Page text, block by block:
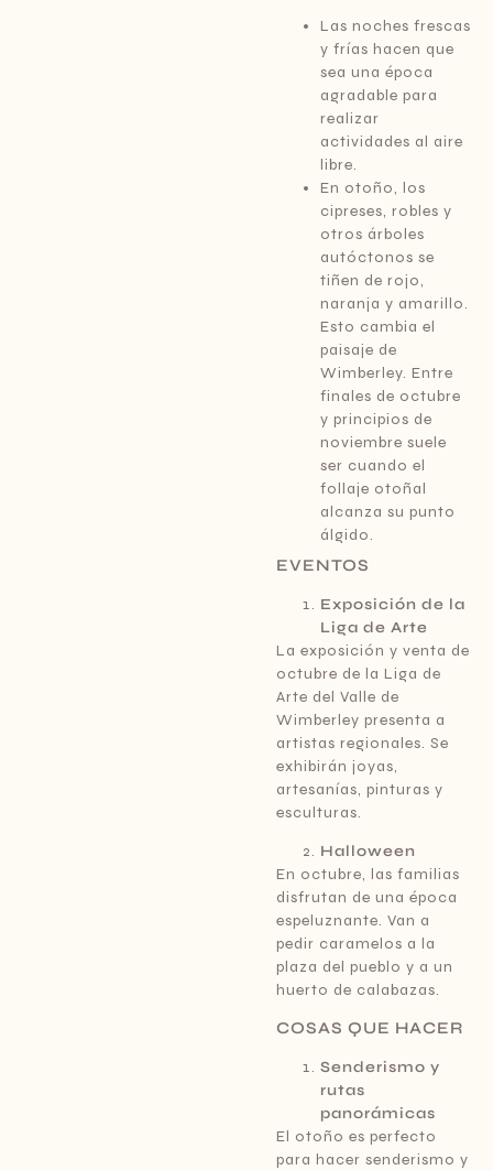
Las noches frescas
y frías hacen que
sea una época
agradable para
realizar
actividades al aire
libre.
En otoño, los
cipreses, robles y
otros árboles
autóctonos se
tiñen de rojo,
naranja y amarillo.
Esto cambia el
paisaje de
Wimberley. Entre
finales de octubre
y principios de
noviembre suele
ser cuando el
follaje otoñal
alcanza su punto
álgido.
EVENTOS
Exposición de la
Liga de Arte
La exposición y venta de
octubre de la Liga de
Arte del Valle de
Wimberley presenta a
artistas regionales. Se
exhibirán joyas,
artesanías, pinturas y
esculturas.
Halloween
En octubre, las familias
disfrutan de una época
espeluznante. Van a
pedir caramelos a la
plaza del pueblo y a un
huerto de calabazas.
COSAS QUE HACER
Senderismo y
rutas
panorámicas
El otoño es perfecto
para hacer senderismo y